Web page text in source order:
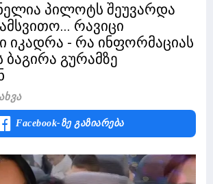
პილოტს შეუვარდა
რავიცი
იკადრა - რა ინფორმაციას
გურამზე
Facebook-Ზე Გაზიარება